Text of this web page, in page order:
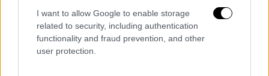
I want to allow Google to enable storage
related to security, including authentication
functionality and fraud prevention, and other
user protection.
Τα σχολιά σας δημοσιεύονται άμεσα με δική σας ευθύνη. Το
ΕΘΝΟΣ θα παρεμβαίνει και τα προσβλητικά σχόλια θα
διαγράφονται